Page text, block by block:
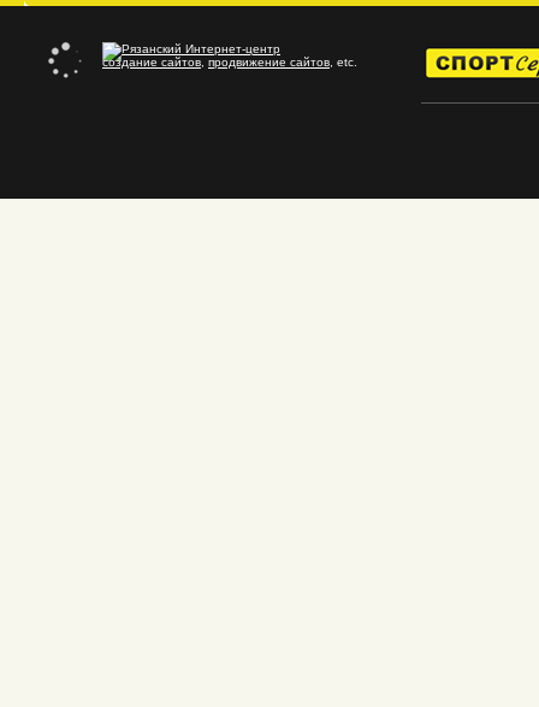
создание сайтов продвижение сайтов , etc.